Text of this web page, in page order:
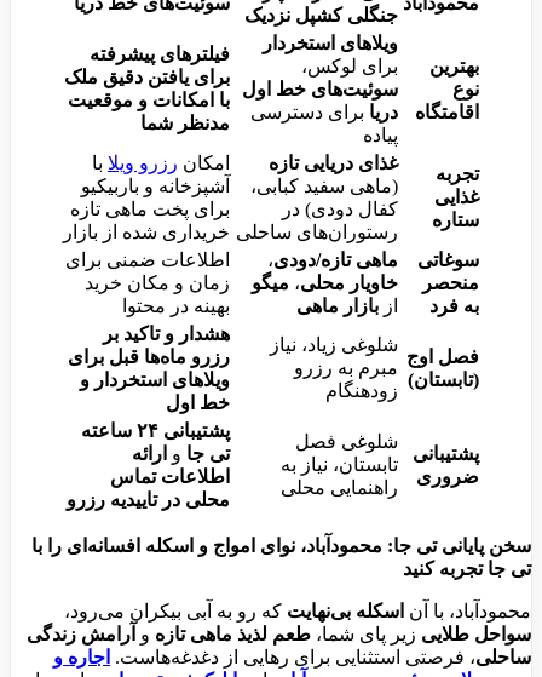
جنگلی کشپل نزدیک
بهترین
نوع
اقامتگاه
ویلاهای استخردار
برای لوکس،
سوئیت‌های خط اول
دریا برای دسترسی
پیاده
فیلترهای پیشرفته
برای یافتن دقیق ملک
با امکانات و موقعیت
مدنظر شما
تجربه
غذایی
ستاره
غذای دریایی تازه
(ماهی سفید کبابی،
کفال دودی) در
رستوران‌های ساحلی
امکان رزرو ویلا با
آشپزخانه و باربیکیو
برای پخت ماهی تازه
خریداری شده از بازار
سوغاتی
منحصر
به فرد
ماهی تازه/دودی،
خاویار محلی، میگو
از بازار ماهی
اطلاعات ضمنی برای
زمان و مکان خرید
بهینه در محتوا
فصل اوج
(تابستان)
شلوغی زیاد، نیاز
مبرم به رزرو
زودهنگام
هشدار و تاکید بر
رزرو ماه‌ها قبل برای
ویلاهای استخردار و
خط اول
پشتیبانی
ضروری
شلوغی فصل
تابستان، نیاز به
راهنمایی محلی
پشتیبانی ۲۴ ساعته
تی جا و ارائه
اطلاعات تماس
محلی در تاییدیه رزرو
سخن پایانی تی جا: محمودآباد، نوای امواج و اسکله افسانه‌ای را با
تی جا تجربه کنید
محمودآباد، با آن اسکله بی‌نهایت که رو به آبی بیکران می‌رود،
سواحل طلایی زیر پای شما، طعم لذیذ ماهی تازه و آرامش زندگی
ساحلی، فرصتی استثنایی برای رهایی از دغدغه‌هاست. اجاره و